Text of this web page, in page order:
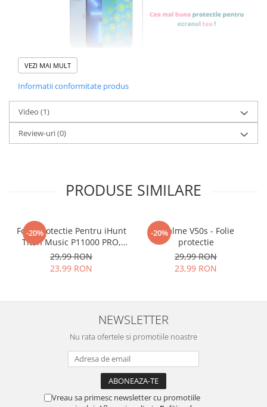
Foliile noastre sunt
aplicat chiar
tu.
producerea foliilor NUeste
sticla pe care o stim cu totii, ci
este Nano Glass
AcestagaranteazacaNU SE
SPARGEin mii de cioburi
ascutite si periculoase.
Nu numai ca este rezistenta la
zgarieturi si spargere, ci si
INTARESTEecranul!
Folia avand rezistenta 9H la
zgarieturi, asigura si un aspect
VEZI MAI MULT
Informatii conformitate produs
Video (1)
Review-uri(0)
PRODUSE SIMILARE
-20%
Folie Protectie Pentru iHunt
Titan Music P11000 PRO,
VDOO
29,99 RON
23,99 RON
-20%
Realme V50s - Folie
protectie
29,99 RON
23,99 RON
NEWSLETTER
Nu rata ofertele si promotiile noastre
Vreau sa primesc newsletter cu promotiile